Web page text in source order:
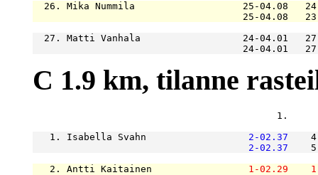
26. Mika Nummila                   25-04.08
25-04.08
27. Matti Vanhala                  24-04.01
24-04.01
C 1.9 km, tilanne
1.
   1. Isabella Svahn
2-02.37
2-02.37
   2. Antti Kaitainen
1-02.29